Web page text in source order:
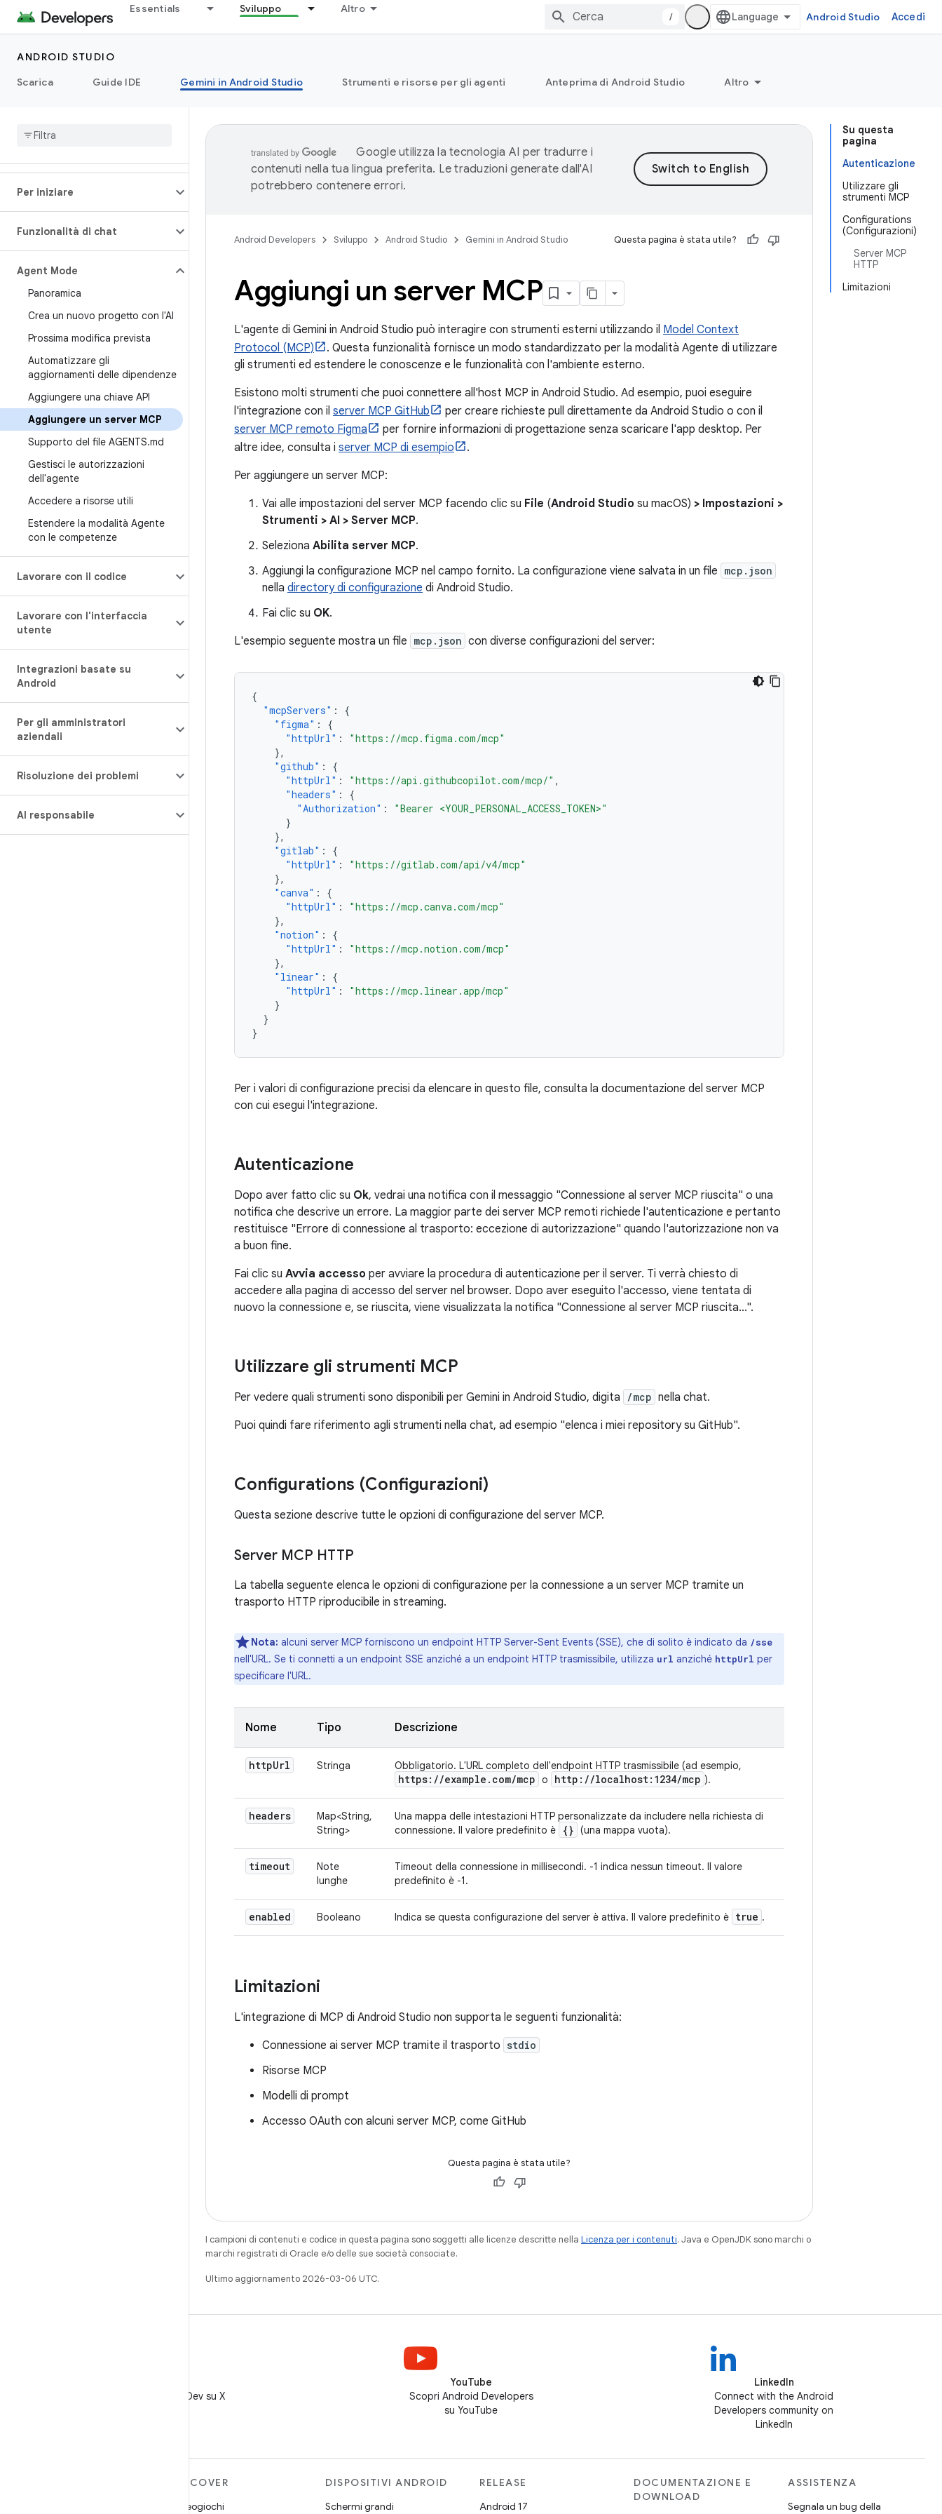
Essentials Sviluppo Altro
/ Android Studio Accedi
ANDROID STUDIO
Scarica
Guide IDE Gemini in Android Studio Strumenti e risorse per gli agenti Anteprima di Android Studio Altro
Per iniziare
Funzionalità di chat
Agent Mode
Panoramica
Crea un nuovo progetto con l'AI
Prossima modifica prevista
Automatizzare gli
aggiornamenti delle dipendenze
Aggiungere una chiave API
Aggiungere un server MCP
Supporto del file AGENTS.md
Gestisci le autorizzazioni
dell'agente
Accedere a risorse utili
Estendere la modalità Agente
con le competenze
Lavorare con il codice
Lavorare con l'interfaccia
utente
Integrazioni basate su
Android
Per gli amministratori
aziendali
Risoluzione dei problemi
AI responsabile
Su questa
pagina
Autenticazione
Utilizzare gli
strumenti MCP
Configurations
(Configurazioni)
Server MCP
HTTP
Limitazioni
Google utilizza la tecnologia AI per tradurre i
contenuti nella tua lingua preferita. Le traduzioni generate dall'AI
potrebbero contenere errori.
Android Developers Sviluppo Android Studio Gemini in Android Studio Questa pagina è stata utile?
Aggiungi un server MCP
L'agente di Gemini in Android Studio può interagire con strumenti esterni utilizzando il Model Context
Protocol (MCP)
. Questa funzionalità fornisce un modo standardizzato per la modalità Agente di utilizzare
gli strumenti ed estendere le conoscenze e le funzionalità con l'ambiente esterno.
Esistono molti strumenti che puoi connettere all'host MCP in Android Studio. Ad esempio, puoi eseguire
l'integrazione con il server MCP GitHub
per creare richieste pull direttamente da Android Studio o con il
server MCP remoto Figma
per fornire informazioni di progettazione senza scaricare l'app desktop. Per
altre idee, consulta i server MCP di esempio
.
Per aggiungere un server MCP:
Vai alle impostazioni del server MCP facendo clic su File (Android Studio su macOS) > Impostazioni >
Strumenti > AI > Server MCP.
Seleziona Abilita server MCP.
Aggiungi la configurazione MCP nel campo fornito. La configurazione viene salvata in un file mcp.json
nella directory di configurazione di Android Studio.
Fai clic su OK.
L'esempio seguente mostra un file mcp.json con diverse configurazioni del server:
{
"mcpServers" :
{
"figma" :
{
"httpUrl" :
"https://mcp.figma.com/mcp"
},
"github" :
{
"httpUrl" : "https://api.githubcopilot.com/mcp/" ,
"headers" :
{
"Authorization" :
"Bearer <YOUR_PERSONAL_ACCESS_TOKEN>"
}
},
"gitlab" :
{
"httpUrl" :
"https://gitlab.com/api/v4/mcp"
},
"canva" :
{
"httpUrl" :
"https://mcp.canva.com/mcp"
},
"notion" :
{
"httpUrl" :
"https://mcp.notion.com/mcp"
},
"linear" :
{
"httpUrl" :
"https://mcp.linear.app/mcp"
}
}
}
Per i valori di configurazione precisi da elencare in questo file, consulta la documentazione del server MCP
con cui esegui l'integrazione.
Autenticazione
Dopo aver fatto clic su Ok, vedrai una notifica con il messaggio "Connessione al server MCP riuscita" o una
notifica che descrive un errore. La maggior parte dei server MCP remoti richiede l'autenticazione e pertanto
restituisce "Errore di connessione al trasporto: eccezione di autorizzazione" quando l'autorizzazione non va
a buon fine.
Fai clic su Avvia accesso per avviare la procedura di autenticazione per il server. Ti verrà chiesto di
accedere alla pagina di accesso del server nel browser. Dopo aver eseguito l'accesso, viene tentata di
nuovo la connessione e, se riuscita, viene visualizzata la notifica "Connessione al server MCP riuscita...".
Utilizzare gli strumenti MCP
Per vedere quali strumenti sono disponibili per Gemini in Android Studio, digita /mcp nella chat.
Puoi quindi fare riferimento agli strumenti nella chat, ad esempio "elenca i miei repository su GitHub".
Configurations (Configurazioni)
Questa sezione descrive tutte le opzioni di configurazione del server MCP.
Server MCP HTTP
La tabella seguente elenca le opzioni di configurazione per la connessione a un server MCP tramite un
trasporto HTTP riproducibile in streaming.
Nota: alcuni server MCP forniscono un endpoint HTTP Server-Sent Events (SSE), che di solito è indicato da /sse
nell'URL. Se ti connetti a un endpoint SSE anziché a un endpoint HTTP trasmissibile, utilizza url anziché httpUrl per
specificare l'URL.
Nome Tipo Descrizione
httpUrl Stringa Obbligatorio. L'URL completo dell'endpoint HTTP trasmissibile (ad esempio,
https: //example . com/mcp o http: //localhost:1234/mcp ).
headers
Map<String,
String>
Una mappa delle intestazioni HTTP personalizzate da includere nella richiesta di
connessione. Il valore predefinito è
{} (una mappa vuota).
timeout
Note
lunghe
Timeout della connessione in millisecondi. -1 indica nessun timeout. Il valore
predefinito è -1.
enabled Booleano Indica se questa configurazione del server è attiva. Il valore predefinito è true .
Limitazioni
L'integrazione di MCP di Android Studio non supporta le seguenti funzionalità:
Connessione ai server MCP tramite il trasporto stdio
Risorse MCP
Modelli di prompt
Accesso OAuth con alcuni server MCP, come GitHub
Questa pagina è stata utile?
I campioni di contenuti e codice in questa pagina sono soggetti alle licenze descritte nella Licenza per i contenuti. Java e OpenJDK sono marchi o
marchi registrati di Oracle e/o delle sue società consociate.
Ultimo aggiornamento 2026-03-06 UTC.
Segui @AndroidDev su X
YouTube
Scopri Android Developers
su YouTube
LinkedIn
Connect with the Android
Developers community on
LinkedIn
DISCOVER
Videogiochi
DISPOSITIVI ANDROID
Schermi grandi
RELEASE
Android 17
DOCUMENTAZIONE E
DOWNLOAD
ASSISTENZA
Segnala un bug della